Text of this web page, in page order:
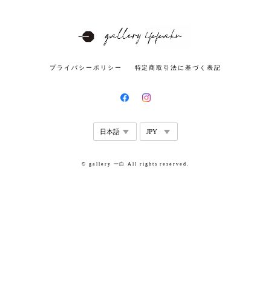
プライバシーポリシー 特定商取引法に基づく表記
© gallery 一白 All rights reserved.